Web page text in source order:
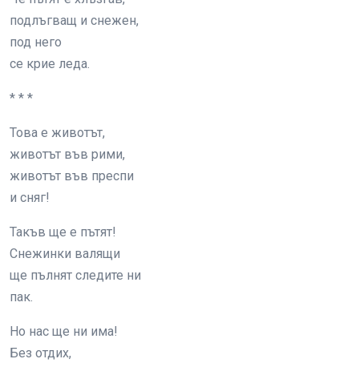
подлъгващ и снежен,
под него
се крие леда.
* * *
Това е животът,
животът във рими,
животът във преспи
и сняг!
Такъв ще е пътят!
Снежинки валящи
ще пълнят следите ни
пак.
Но нас ще ни има!
Без отдих,